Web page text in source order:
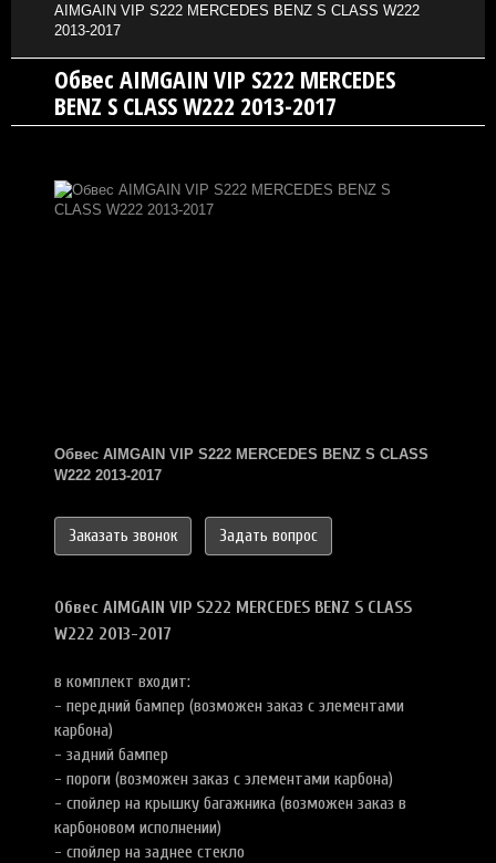
AIMGAIN VIP S222 MERCEDES BENZ S CLASS W222
2013-2017
Обвес AIMGAIN VIP S222 MERCEDES
BENZ S CLASS W222 2013-2017
Обвес AIMGAIN VIP S222 MERCEDES BENZ S CLASS
W222 2013-2017
Заказать звонок Задать вопрос
Обвес AIMGAIN VIP S222 MERCEDES BENZ S CLASS
W222 2013-2017
в комплект входит:
- передний бампер (возможен заказ с элементами
карбона)
- задний бампер
- пороги (возможен заказ с элементами карбона)
- спойлер на крышку багажника (возможен заказ в
карбоновом исполнении)
- спойлер на заднее стекло